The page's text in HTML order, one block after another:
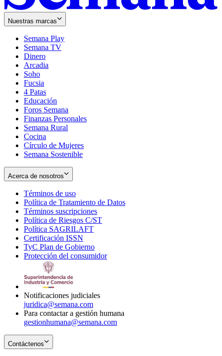
Nuestras marcas
Semana Play
Semana TV
Dinero
Arcadia
Soho
in
new
window
Fucsia
in
new
window
4 Patas
Educación
Foros Semana
Finanzas Personales
Semana Rural
Cocina
Círculo de Mujeres
Semana Sostenible
Acerca de nosotros
Términos de uso
in
new
window
Política de Tratamiento de Datos
Términos suscripciones
in
Política de Riesgos C/ST
Política SAGRILAFT
new
window
Certificación ISSN
in
new
TyC Plan de Gobierno
in
Protección del consumidorOpens
Notificaciones judiciales
juridica@semana.com
Para contactar a gestión humana
gestionhumana@semana.com
Contáctenos